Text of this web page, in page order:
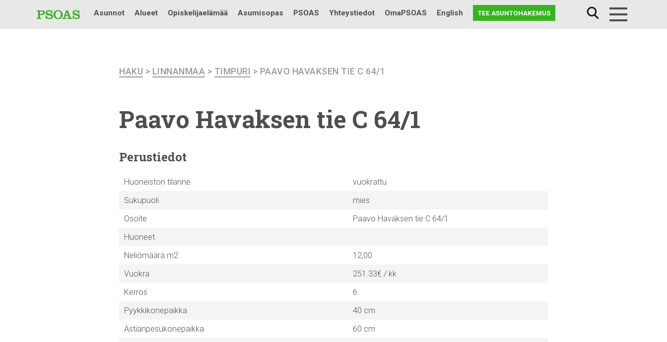
Testi
Asunnot Alueet Opiskelijaelämää Asumisopas PSOAS Yhteystiedot OmaPSOAS English TEE ASUNTOHAKEMUS
HAKU > LINNANMAA > TIMPURI > PAAVO HAVAKSEN TIE C 64/1
Paavo Havaksen tie C 64/1
Perustiedot
Huoneiston tilanne
vuokrattu
Sukupuoli
mies
Osoite
Paavo Havaksen tie C 64/1
Huoneet
Neliömäärä m2
12,00
Vuokra
251.33€ / kk
Kerros
6
Pyykkikonepaikka
40 cm
Astianpesukonepaikka
60 cm